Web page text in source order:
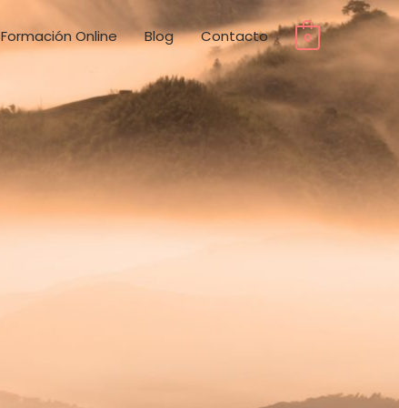
Formación Online Blog Contacto 0